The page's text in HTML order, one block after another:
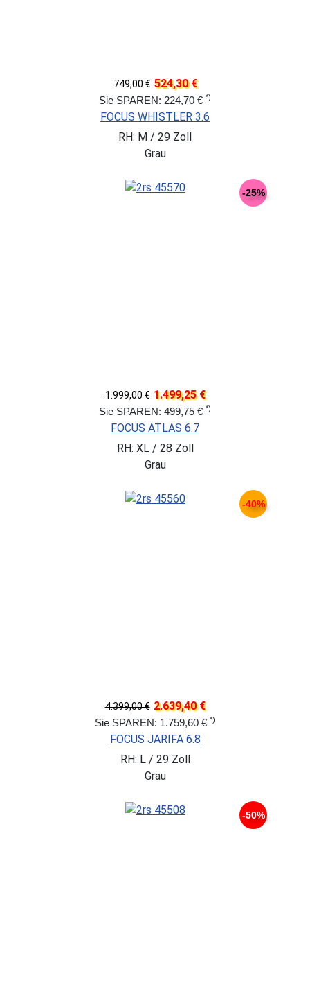
749,00 € 524,30 €
Sie SPAREN: 224,70 € *)
FOCUS WHISTLER 3.6
RH: M / 29 Zoll
Grau
-25%
1.999,00 € 1.499,25 €
Sie SPAREN: 499,75 € *)
FOCUS ATLAS 6.7
RH: XL / 28 Zoll
Grau
-40%
4.399,00 € 2.639,40 €
Sie SPAREN: 1.759,60 € *)
FOCUS JARIFA 6.8
RH: L / 29 Zoll
Grau
-50%